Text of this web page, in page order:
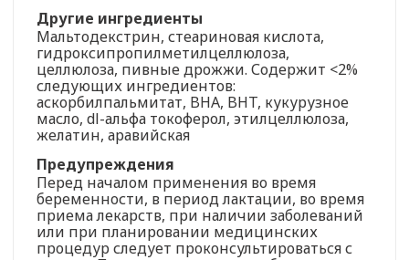
Другие ингредиенты
Мальтодекстрин, стеариновая кислота,
гидроксипропилметилцеллюлоза,
целлюлоза, пивные дрожжи. Содержит <2%
следующих ингредиентов:
аскорбилпальмитат, BHA, BHT, кукурузное
масло, dl-альфа токоферол, этилцеллюлоза,
желатин, аравийская
Предупреждения
Перед началом применения во время
беременности, в период лактации, во время
приема лекарств, при наличии заболеваний
или при планировании медицинских
процедур следует проконсультироваться с